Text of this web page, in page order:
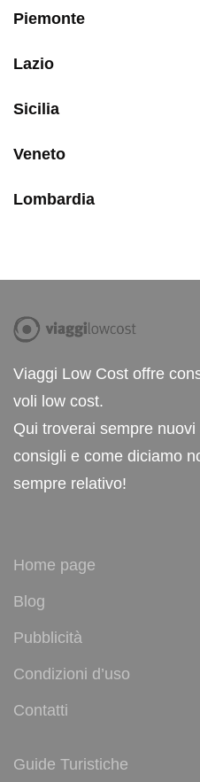
Piemonte
Lazio
Sicilia
Veneto
Lombardia
Viaggi Low Cost offre
voli low cost.
Qui troverai sempre
consigli e come diciamo
sempre relativo!
Home page
Blog
Pubblicità
Condizioni d’uso
Contatti
Guide Turistiche